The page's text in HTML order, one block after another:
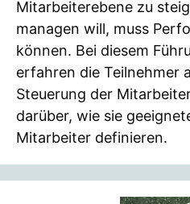
Mitarbeiterebene zu
managen will, muss
können. Bei diesem
erfahren die Teilnehmer
Steuerung der
darüber, wie sie
Mitarbeiter definieren.